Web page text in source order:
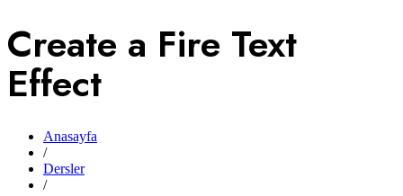
Create a Fire Text
Effect
Anasayfa
/
Dersler
/